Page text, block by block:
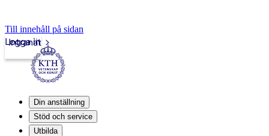
Till innehåll på sidan
Intranät
Logga in
Din anställning
Stöd och service
Utbilda